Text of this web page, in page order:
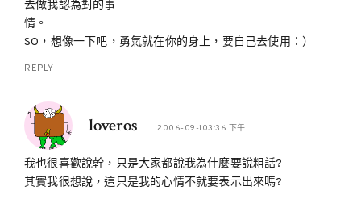
去做我認為對的事
情。
SO，想像一下吧，勇氣就在你的身上，要自己去使用：）
REPLY
loveros 2006-09-103:36 下午
我也很喜歡說幹，只是大家都說我為什麼要說粗話?
其實我很想說，這只是我的心情不就要表示出來嗎?